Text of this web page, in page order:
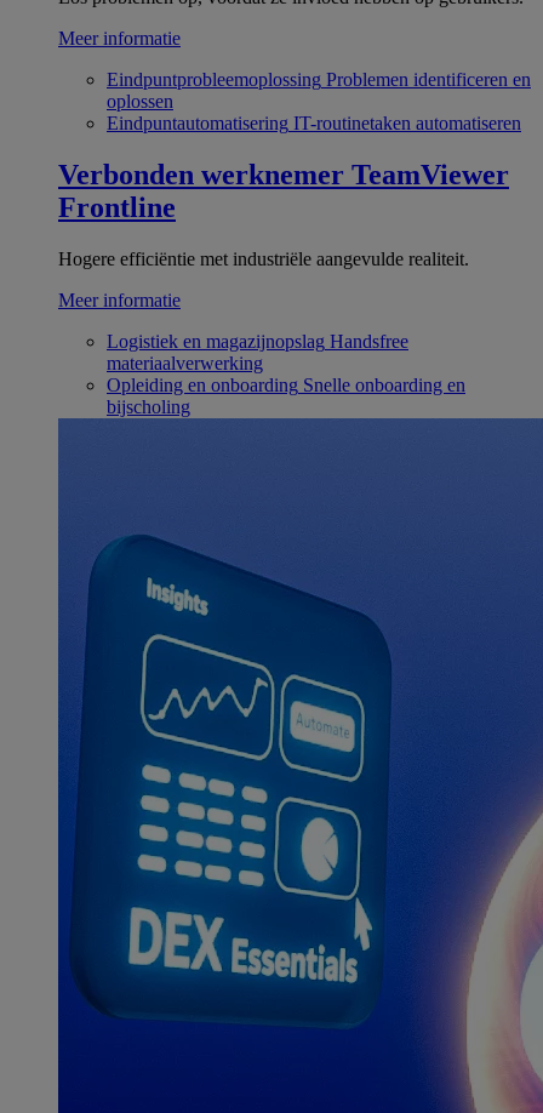
Meer informatie
Eindpuntprobleemoplossing Problemen identificeren en
oplossen
Eindpuntautomatisering IT-routinetaken automatiseren
Verbonden werknemer TeamViewer
Frontline
Hogere efficiëntie met industriële aangevulde realiteit.
Meer informatie
Logistiek en magazijnopslag Handsfree
materiaalverwerking
Opleiding en onboarding Snelle onboarding en
bijscholing